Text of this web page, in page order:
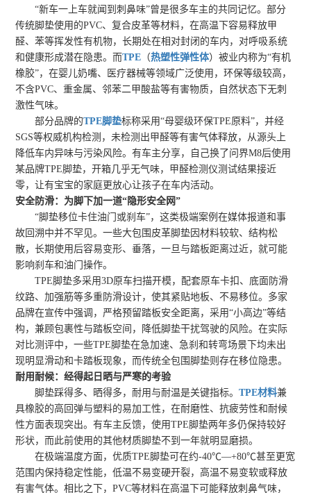
“新车一上车就闻到刺鼻味”曾是很多车主的共同记忆。部分
传统脚垫使用的PVC、复合皮革等材料，在高温下容易释放甲
醛、苯等挥发性有机物，长期处在相对封闭的车内，对呼吸系统
和健康形成潜在隐患。而TPE （热塑性弹性体）被业内称为“有机
橡胶”，在婴儿奶嘴、医疗器械等领域广泛使用，环保等级较高，
不含PVC、重金属、邻苯二甲酸盐等有害物质，自然状态下无刺
激性气味。
部分品牌的TPE脚垫标称采用“母婴级环保TPE原料”，并经
SGS等权威机构检测，未检测出甲醛等有害气体释放，从源头上
降低车内异味与污染风险。有车主分享，自己换了问界M8后使用
某品牌TPE脚垫，开箱几乎无气味，甲醛检测仪测试结果接近
零，让有宝宝的家庭更放心让孩子在车内活动。
安全防滑：为脚下加一道“隐形安全网”
“脚垫移位卡住油门或刹车”，这类极端案例在媒体报道和事
故回溯中并不罕见。一些大包围皮革脚垫因材料较软、结构松
散，长期使用后容易变形、垂落，一旦与踏板距离过近，就可能
影响刹车和油门操作。
TPE脚垫多采用3D原车扫描开模，配套原车卡扣、底面防滑
纹路、加强筋等多重防滑设计，使其紧贴地板、不易移位。多家
品牌在宣传中强调，严格预留踏板安全距离，采用“小高边”等结
构，兼顾包裹性与踏板空间，降低脚垫干扰驾驶的风险。在实际
对比测评中，一些TPE脚垫在急加速、急刹和转弯场景下均未出
现明显滑动和卡踏板现象，而传统全包围脚垫则存在移位隐患。
耐用耐候：经得起日晒与严寒的考验
脚垫踩得多、晒得多，耐用与耐温是关键指标。TPE材料兼
具橡胶的高回弹与塑料的易加工性，在耐磨性、抗疲劳性和耐候
性方面表现突出。有车主反馈，使用TPE脚垫两年多仍保持较好
形状，而此前使用的其他材质脚垫不到一年就明显磨损。
在极端温度方面，优质TPE脚垫可在约-40℃—+80℃甚至更宽
范围内保持稳定性能，低温不易变硬开裂，高温不易变软或释放
有害气体。相比之下，PVC等材料在高温下可能释放刺鼻气味，